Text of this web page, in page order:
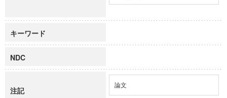
キーワード
NDC
注記
論文